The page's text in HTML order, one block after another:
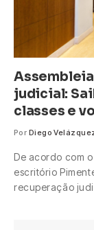
judicial:
classes e
Por Diego
De acordo com
escritório
recuperação